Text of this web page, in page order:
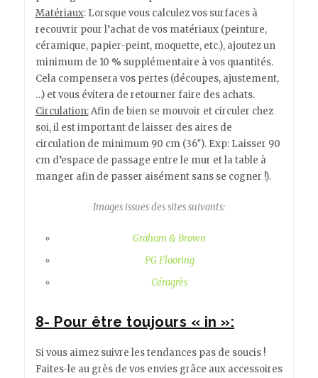
Matériaux: Lorsque vous calculez vos surfaces à
recouvrir pour l’achat de vos matériaux (peinture,
céramique, papier-peint, moquette, etc.), ajoutez un
minimum de 10 % supplémentaire à vos quantités.
Cela compensera vos pertes (découpes, ajustement,
…) et vous évitera de retourner faire des achats.
Circulation:Afin de bien se mouvoir et circuler chez
soi, il est important de laisser des aires de
circulation de minimum 90 cm (36″). Exp: Laisser 90
cm d’espace de passage entre le mur et la table à
manger afin de passer aisément sans se cogner !).
Images issues des sites suivants:
Graham & Brown
PG Flooring
Céragrès
8- Pour être toujours « in »:
Si vous aimez suivre les tendances pas de soucis !
Faites-le au grès de vos envies grâce aux accessoires